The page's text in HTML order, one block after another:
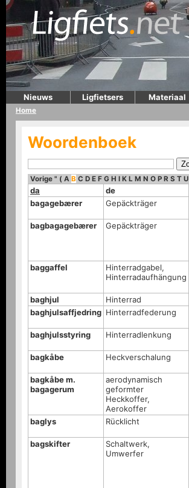
Nieuws Ligfietsers Materiaal
Home
Woordenboek
Vorige " ( A B C D E F G H I K L M N O P R S T U
da de
bagagebærer
Gepäckträger
bagbagagebærer Gepäckträger
baggaffel
Hinterradgabel,
Hinterradaufhängung
baghjul
Hinterrad
baghjulsaffjedring Hinterradfederung
baghjulsstyring
Hinterradlenkung
bagkåbe
Heckverschalung
bagkåbe m.
bagagerum
aerodynamisch
geformter
Heckkoffer,
Aerokoffer
baglys Rücklicht
bagskifter
Schaltwerk,
Umwerfer